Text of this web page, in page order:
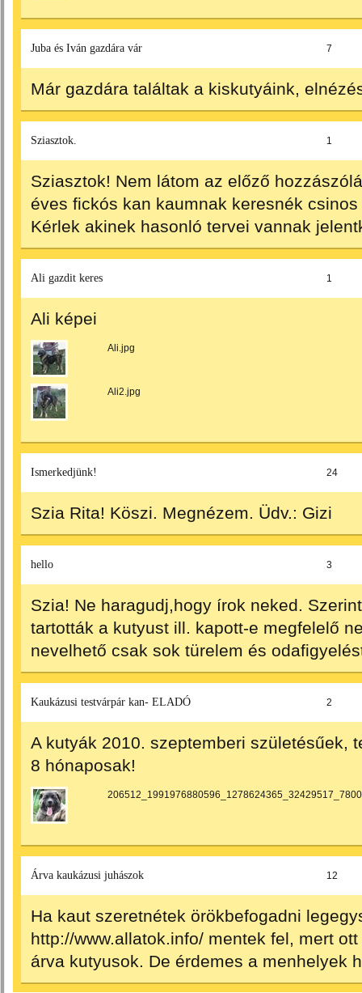
Juba és Iván gazdára vár 7
Már gazdára találtak a kiskutyáink,
Sziasztok. 1
Sziasztok! Nem látom az előző
éves fickós kan kaumnak keresnék
Kérlek akinek hasonló tervei vannak
Ali gazdit keres 1
Ali képei
Ali.jpg
Ali2.jpg
Ismerkedjünk! 24
Szia Rita! Köszi. Megnézem. Üdv.: Gizi
hello 3
Szia! Ne haragudj,hogy írok neked.
tartották a kutyust ill. kapott-e megfelelő
nevelhető csak sok türelem és
Kaukázusi testvárpár kan- ELADÓ 2
A kutyák 2010. szeptemberi születésűek,
8 hónaposak!
Árva kaukázusi juhászok 12
Ha kaut szeretnétek örökbefogadni
http://www.allatok.info/ mentek fel, mert
árva kutyusok. De érdemes a menhelyek